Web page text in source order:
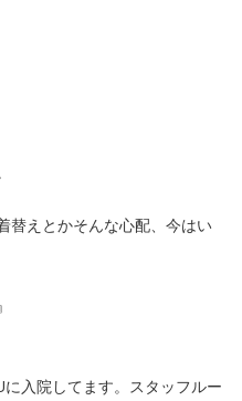
替えとかそんな心配、今はい
入院してます。スタッフルー